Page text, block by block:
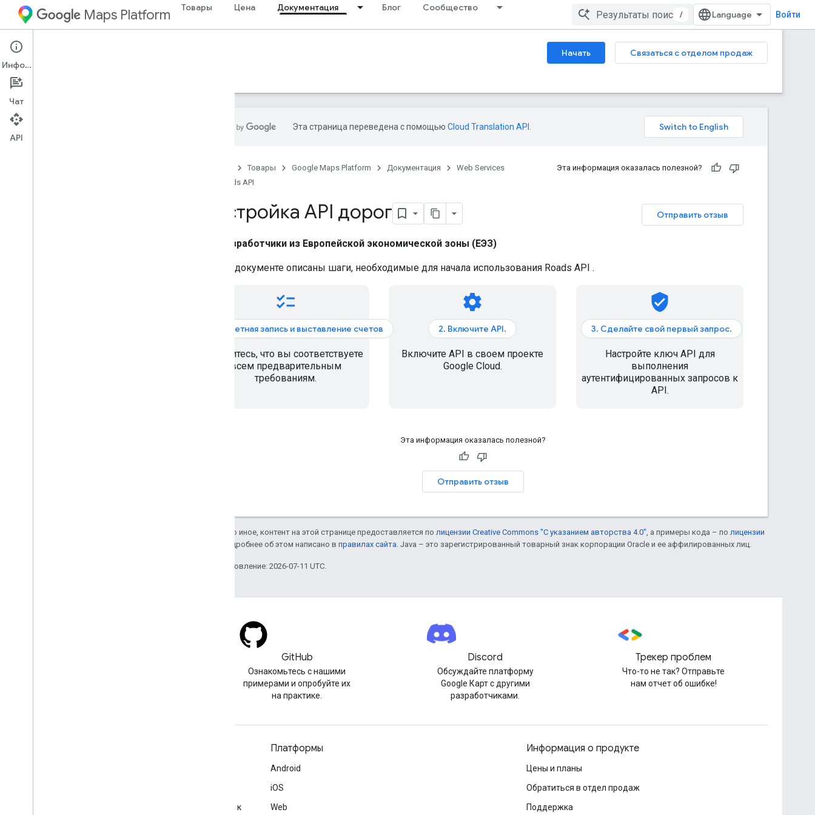
Maps Platform Товары Цена Документация Блог Сообщество
/ Войти
Web Services Начать
Связаться с отделом продаж
Руководства
Эта страница переведена с помощью Cloud Translation API
Товары Google Maps Platform Документация
Web Services
Roads API
Эта информация оказалась полезной?
Отправить отзыв
Настройка API дорог
Разработчики из Европейской экономической зоны (ЕЭЗ)
В этом документе описаны шаги, необходимые для начала использования Roads API .
checklist
1. Учетная запись и выставление счетов
Убедитесь, что вы соответствуете
всем предварительным
требованиям.
settings
2. Включите API.
Включите API в своем проекте
Google Cloud.
verified_user
3. Сделайте свой первый запрос.
Настройте ключ API для
выполнения
аутентифицированных запросов к
API.
Эта информация оказалась полезной?
Отправить отзыв
Если не указано иное, контент на этой странице предоставляется по лицензии Creative Commons "С указанием авторства 4.0" , а примеры кода – по лицензии
. Подробнее об этом написано в правилах сайта . Java – это зарегистрированный товарный знак корпорации Oracle и ее аффилированных лиц.
Последнее обновление: 2026-07-11 UTC.
GitHub
Ознакомьтесь с нашими
примерами и опробуйте их
на практике.
Discord
Обсуждайте платформу
Google Карт с другими
разработчиками.
Трекер проблем
Что-то не так? Отправьте
нам отчет об ошибке!
Рекомендации по обеспечению безопасности доступа к
Платформы
Android
iOS
Web
Информация о продукте
Цены и планы
Обратиться в отдел продаж
Поддержка
Информация
Чат
API